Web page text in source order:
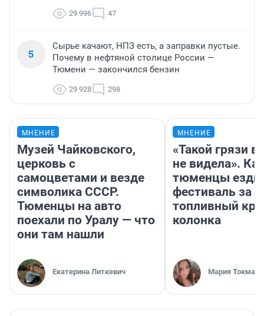
29 996 47
5
Сырье качают, НПЗ есть, а заправки пустые.
Почему в нефтяной столице России —
Тюмени — закончился бензин
29 928 298
МНЕНИЕ
Музей Чайковского,
церковь с
самоцветами и везде
символика СССР.
Тюменцы на авто
поехали по Уралу — что
они там нашли
Екатерина Литкевич
МНЕНИЕ
«Такой грязи
не видела».
тюменцы
фестиваль за
топливный
колонка
Мария